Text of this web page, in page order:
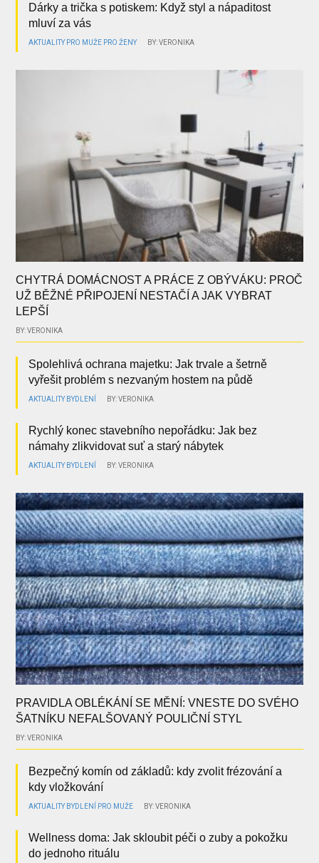
Dárky a trička s potiskem: Když styl a nápaditost
mluví za vás
AKTUALITY PRO MUŽE PRO ŽENY BY: VERONIKA
CHYTRÁ DOMÁCNOST A PRÁCE Z OBÝVÁKU: PROČ
UŽ BĚŽNÉ PŘIPOJENÍ NESTAČÍ A JAK VYBRAT
LEPŠÍ
BY: VERONIKA
Spolehlivá ochrana majetku: Jak trvale a šetrně
vyřešit problém s nezvaným hostem na půdě
AKTUALITY BYDLENÍ BY: VERONIKA
Rychlý konec stavebního nepořádku: Jak bez
námahy zlikvidovat suť a starý nábytek
AKTUALITY BYDLENÍ BY: VERONIKA
PRAVIDLA OBLÉKÁNÍ SE MĚNÍ: VNESTE DO SVÉHO
ŠATNÍKU NEFALŠOVANÝ POULIČNÍ STYL
BY: VERONIKA
Bezpečný komín od základů: kdy zvolit frézování a
kdy vložkování
AKTUALITY BYDLENÍ PRO MUŽE BY: VERONIKA
Wellness doma: Jak skloubit péči o zuby a pokožku
do jednoho rituálu